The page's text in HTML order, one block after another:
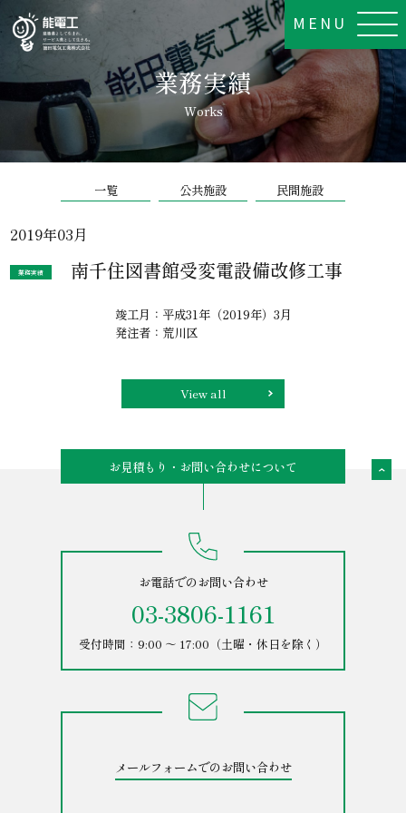
業務実績
Works
MENU
一覧 公共施設 民間施設
2019年03月
業務実績 南千住図書館受変電設備改修工事
竣工月：平成31年（2019年）3月
発注者：荒川区
View all
お見積もり・お問い合わせについて
お電話でのお問い合わせ
03-3806-1161
受付時間：9:00 ～ 17:00（土曜・休日を除く）
メールフォームでのお問い合わせ